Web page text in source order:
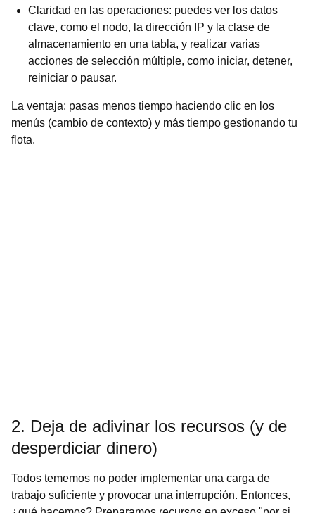
Claridad en las operaciones: puedes ver los datos
clave, como el nodo, la dirección IP y la clase de
almacenamiento en una tabla, y realizar varias
acciones de selección múltiple, como iniciar, detener,
reiniciar o pausar.
La ventaja: pasas menos tiempo haciendo clic en los
menús (cambio de contexto) y más tiempo gestionando tu
flota.
2. Deja de adivinar los recursos (y de
desperdiciar dinero)
Todos tememos no poder implementar una carga de
trabajo suficiente y provocar una interrupción. Entonces,